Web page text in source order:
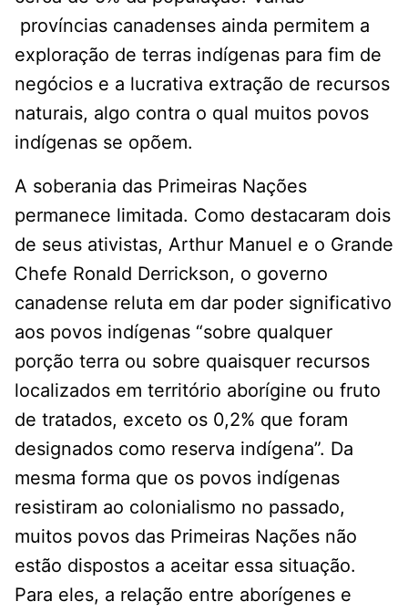
províncias canadenses ainda permitem a
exploração de terras indígenas para fim de
negócios e a lucrativa extração de recursos
naturais, algo contra o qual muitos povos
indígenas se opõem.
A soberania das Primeiras Nações
permanece limitada. Como destacaram dois
de seus ativistas, Arthur Manuel e o Grande
Chefe Ronald Derrickson, o governo
canadense reluta em dar poder significativo
aos povos indígenas “sobre qualquer
porção terra ou sobre quaisquer recursos
localizados em território aborígine ou fruto
de tratados, exceto os 0,2% que foram
designados como reserva indígena”. Da
mesma forma que os povos indígenas
resistiram ao colonialismo no passado,
muitos povos das Primeiras Nações não
estão dispostos a aceitar essa situação.
Para eles, a relação entre aborígenes e